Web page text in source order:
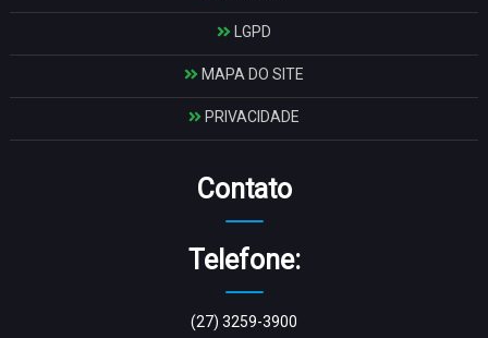
LGPD
MAPA DO SITE
PRIVACIDADE
Contato
Telefone:
(27) 3259-3900